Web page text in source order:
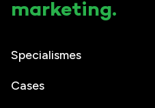
marketing.
Specialismes
Cases